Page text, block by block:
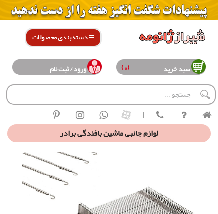
دسته بندی محصولات
سبد خرید (0) ورود / ثبت نام
|
لوازم جانبی ماشین بافندگی برادر